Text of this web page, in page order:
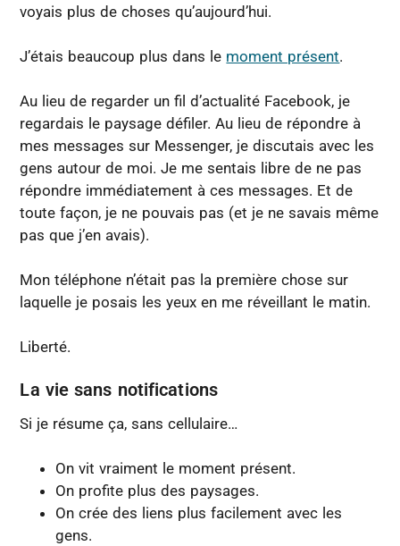
voyais plus de choses qu’aujourd’hui.
J’étais beaucoup plus dans le moment présent.
Au lieu de regarder un fil d’actualité Facebook, je
regardais le paysage défiler. Au lieu de répondre à
mes messages sur Messenger, je discutais avec les
gens autour de moi. Je me sentais libre de ne pas
répondre immédiatement à ces messages. Et de
toute façon, je ne pouvais pas (et je ne savais même
pas que j’en avais).
Mon téléphone n’était pas la première chose sur
laquelle je posais les yeux en me réveillant le matin.
Liberté.
La vie sans notifications
Si je résume ça, sans cellulaire…
On vit vraiment le moment présent.
On profite plus des paysages.
On crée des liens plus facilement avec les
gens.